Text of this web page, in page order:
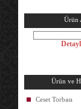
Ürün
Ürün ve
Ceset Torbası